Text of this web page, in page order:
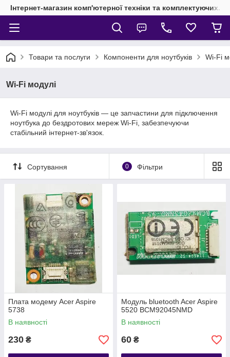
Інтернет-магазин комп'ютерної техніки та комплектуючих.
Товари та послуги Компоненти для ноутбуків Wi-Fi
Wi-Fi модулі
Wi-Fi модулі для ноутбуків — це запчастини для підключення
ноутбука до бездротових мереж Wi-Fi, забезпечуючи
стабільний інтернет-зв'язок.
Сортування 0 Фільтри
Плата модему Acer Aspire
5738
В наявності
230 ₴
Модуль bluetooth Acer Aspire
5520 BCM92045NMD
В наявності
60 ₴